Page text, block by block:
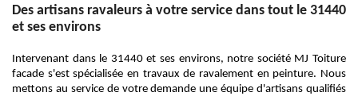
Des artisans ravaleurs à votre service dans tout le 31440
et ses environs
Intervenant dans le 31440 et ses environs, notre société MJ Toiture
facade s'est spécialisée en travaux de ravalement en peinture. Nous
mettons au service de votre demande une équipe d'artisans qualifiés